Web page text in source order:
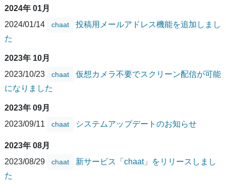
2024年 01月
2024/01/14
chaat
投稿用メールアドレス機能を追加しまし
た
2023年 10月
2023/10/23
chaat
仮想カメラ不要でスクリーン配信が可能
になりました
2023年 09月
2023/09/11
chaat システムアップデートのお知らせ
2023年 08月
2023/08/29
chaat
新サービス「chaat」をリリースしまし
た